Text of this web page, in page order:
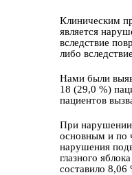
Клиническим
является
вследствие
либо
Нами были
18 (29,0 %)
пaциентов
При нарушении
основным и по
нарушения
глазного
составило 8,06